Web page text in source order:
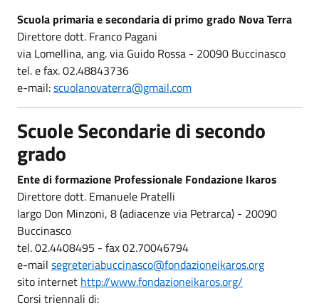
Scuola primaria e secondaria di primo grado Nova Terra
Direttore dott. Franco Pagani
via Lomellina, ang. via Guido Rossa - 20090 Buccinasco
tel. e fax. 02.48843736
e-mail:scuolanovaterra@gmail.com
Scuole Secondarie di secondo
grado
Ente di formazione Professionale Fondazione Ikaros
Direttore dott. Emanuele Pratelli
largo Don Minzoni, 8 (adiacenze via Petrarca) - 20090
Buccinasco
tel. 02.4408495 - fax 02.70046794
e-mail segreteriabuccinasco@fondazioneikaros.org
sito internet http://www.fondazioneikaros.org/
Corsi triennali di: